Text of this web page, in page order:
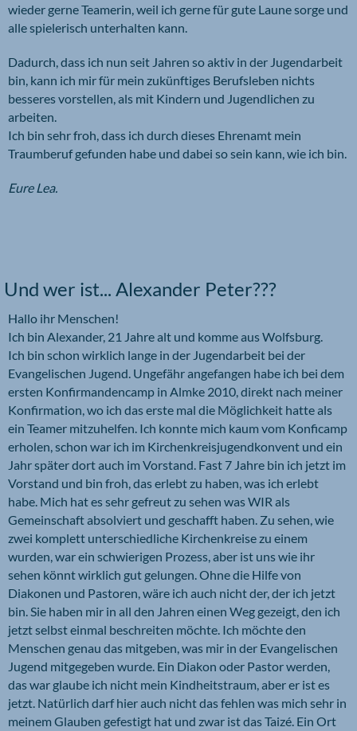
wieder gerne Teamerin, weil ich gerne für gute Laune sorge und
alle spielerisch unterhalten kann.
Dadurch, dass ich nun seit Jahren so aktiv in der Jugendarbeit
bin, kann ich mir für mein zukünftiges Berufsleben nichts
besseres vorstellen, als mit Kindern und Jugendlichen zu
arbeiten.
Ich bin sehr froh, dass ich durch dieses Ehrenamt mein
Traumberuf gefunden habe und dabei so sein kann, wie ich bin.
Eure Lea.
Und wer ist... Alexander Peter???
Hallo ihr Menschen!
Ich bin Alexander, 21 Jahre alt und komme aus Wolfsburg.
Ich bin schon wirklich lange in der Jugendarbeit bei der
Evangelischen Jugend. Ungefähr angefangen habe ich bei dem
ersten Konfirmandencamp in Almke 2010, direkt nach meiner
Konfirmation, wo ich das erste mal die Möglichkeit hatte als
ein Teamer mitzuhelfen. Ich konnte mich kaum vom Konficamp
erholen, schon war ich im Kirchenkreisjugendkonvent und ein
Jahr später dort auch im Vorstand. Fast 7 Jahre bin ich jetzt im
Vorstand und bin froh, das erlebt zu haben, was ich erlebt
habe. Mich hat es sehr gefreut zu sehen was WIR als
Gemeinschaft absolviert und geschafft haben. Zu sehen, wie
zwei komplett unterschiedliche Kirchenkreise zu einem
wurden, war ein schwierigen Prozess, aber ist uns wie ihr
sehen könnt wirklich gut gelungen. Ohne die Hilfe von
Diakonen und Pastoren, wäre ich auch nicht der, der ich jetzt
bin. Sie haben mir in all den Jahren einen Weg gezeigt, den ich
jetzt selbst einmal beschreiten möchte. Ich möchte den
Menschen genau das mitgeben, was mir in der Evangelischen
Jugend mitgegeben wurde. Ein Diakon oder Pastor werden,
das war glaube ich nicht mein Kindheitstraum, aber er ist es
jetzt. Natürlich darf hier auch nicht das fehlen was mich sehr in
meinem Glauben gefestigt hat und zwar ist das Taizé. Ein Ort